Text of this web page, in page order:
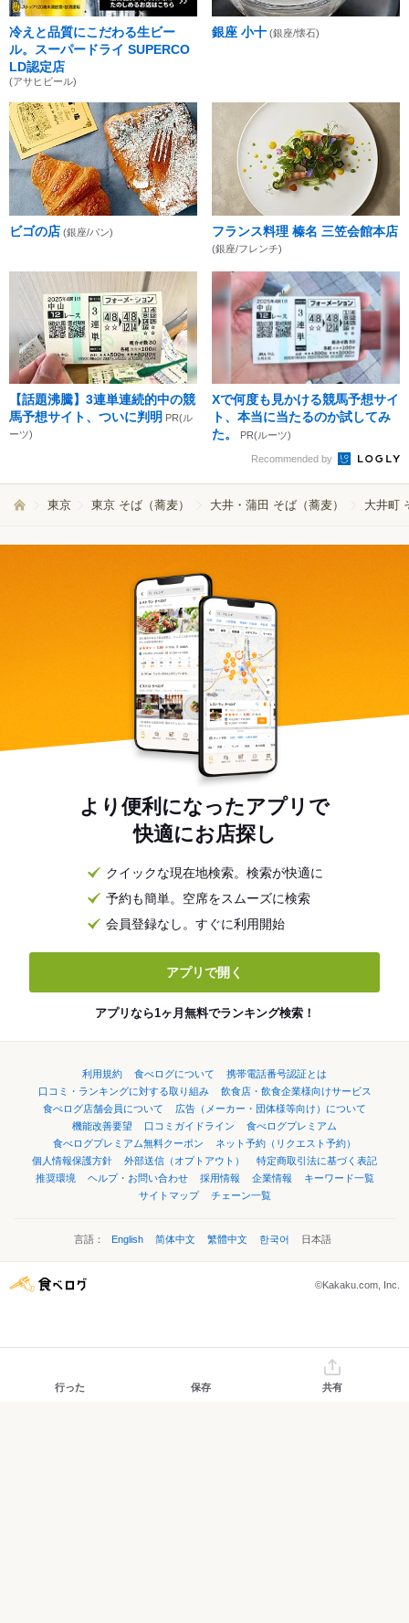
冷えと品質にこだわる生ビー
ル。スーパードライ SUPERCO
LD認定店
(アサヒビール)
銀座 小十 (銀座/懐石)
ビゴの店 (銀座/パン) フランス料理 榛名 三笠会館本店
(銀座/フレンチ)
【話題沸騰】3連単連続的中の競
馬予想サイト、ついに判明 PR(ル
ーツ)
Xで何度も見かける競馬予想サイ
ト、本当に当たるのか試してみ
た。
PR(ルーツ)
Recommended by
東京 東京 そば（蕎麦） 大井・蒲田 そば（蕎麦） 大井町
より便利になったアプリで
快適にお店探し
クイックな現在地検索。検索が快適に
予約も簡単。空席をスムーズに検索
会員登録なし。すぐに利用開始
アプリで開く
アプリなら1ヶ月無料でランキング検索！
利用規約 食べログについて
携帯電話番号認証とは
口コミ・ランキングに対する取り組み
飲食店・飲食企業様向けサービス
食べログ店舗会員について
広告（メーカー・団体様等向け）について
機能改善要望
口コミガイドライン
食べログプレミアム
食べログプレミアム無料クーポン
ネット予約（リクエスト予約）
個人情報保護方針
外部送信（オプトアウト）
特定商取引法に基づく表記
推奨環境
ヘルプ・お問い合わせ 採用情報 企業情報
キーワード一覧
サイトマップ
チェーン一覧
言語： English 简体中文 繁體中文 한국어 日本語
©Kakaku.com, Inc.
行った 保存 共有